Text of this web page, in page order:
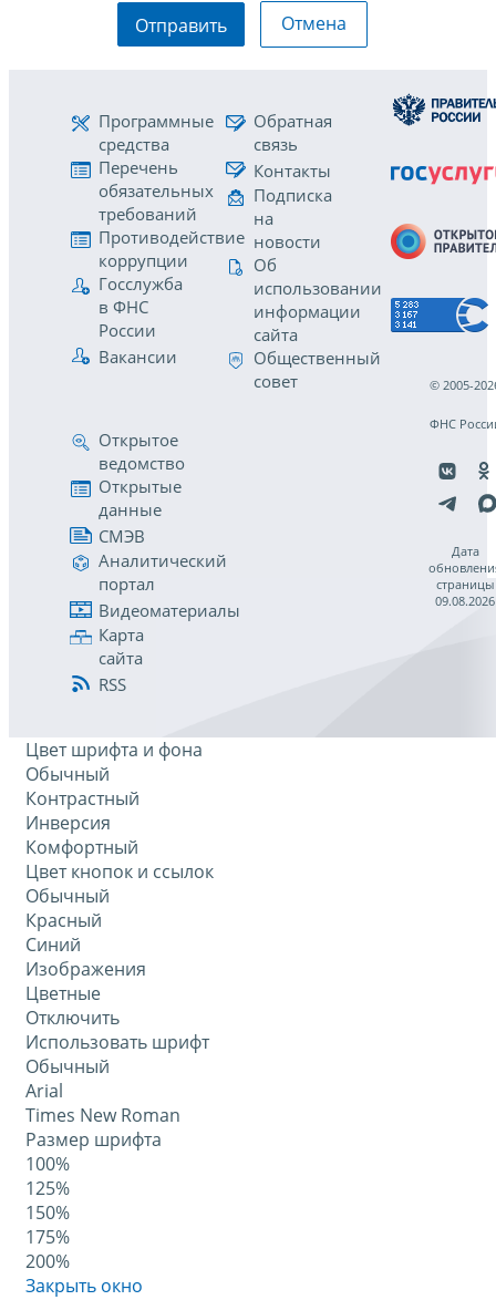
Отправить Отмена
Программные
средства
Перечень
обязательных
требований
Противодействие
коррупции
Госслужба
в ФНС
России
Вакансии
Обратная
связь
Контакты
Подписка
на
новости
Об
использовании
информации
сайта
Общественный
совет
Открытое
ведомство
Открытые
данные
СМЭВ
Аналитический
портал
Видеоматериалы
Карта
сайта
RSS
© 2005-
ФНС
Дата
страницы
09.08.2026
Цвет шрифта и фона
Обычный
Контрастный
Инверсия
Комфортный
Цвет кнопок и ссылок
Обычный
Красный
Синий
Изображения
Цветные
Отключить
Использовать шрифт
Обычный
Arial
Times New Roman
Размер шрифта
100%
125%
150%
175%
200%
Закрыть окно